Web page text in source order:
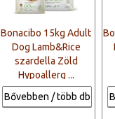
Bonacibo 15kg Adult
Dog Lamb&Rice
szardella Zöld
Hypoallerg ...
Bővebben / több db